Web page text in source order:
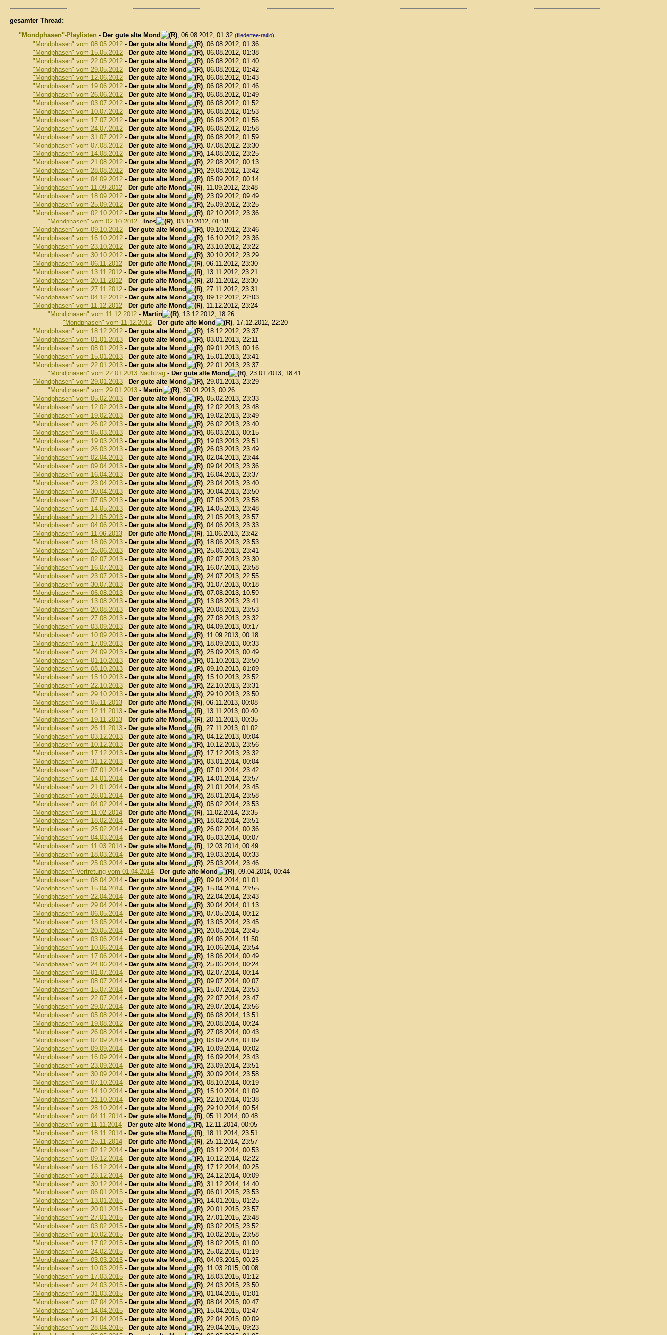
gesamter Thread:
"Mondphasen"-Playlisten - Der gute alte Mond , 06.08.2012, 01:32 (fliedertee-radio)
"Mondphasen" vom 08.05.2012 - Der gute alte Mond
, 06.08.2012, 01:36
"Mondphasen" vom 15.05.2012 - Der gute alte Mond
, 06.08.2012, 01:38
"Mondphasen" vom 22.05.2012 - Der gute alte Mond
, 06.08.2012, 01:40
"Mondphasen" vom 29.05.2012 - Der gute alte Mond
, 06.08.2012, 01:42
"Mondphasen" vom 12.06.2012 - Der gute alte Mond
, 06.08.2012, 01:43
"Mondphasen" vom 19.06.2012 - Der gute alte Mond
, 06.08.2012, 01:46
"Mondphasen" vom 26.06.2012 - Der gute alte Mond
, 06.08.2012, 01:49
"Mondphasen" vom 03.07.2012 - Der gute alte Mond
, 06.08.2012, 01:52
"Mondphasen" vom 10.07.2012 - Der gute alte Mond
, 06.08.2012, 01:53
"Mondphasen" vom 17.07.2012 - Der gute alte Mond
, 06.08.2012, 01:56
"Mondphasen" vom 24.07.2012 - Der gute alte Mond
, 06.08.2012, 01:58
"Mondphasen" vom 31.07.2012 - Der gute alte Mond
, 06.08.2012, 01:59
"Mondphasen" vom 07.08.2012 - Der gute alte Mond
, 07.08.2012, 23:30
"Mondphasen" vom 14.08.2012 - Der gute alte Mond
, 14.08.2012, 23:25
"Mondphasen" vom 21.08.2012 - Der gute alte Mond
, 22.08.2012, 00:13
"Mondphasen" vom 28.08.2012 - Der gute alte Mond
, 29.08.2012, 13:42
"Mondphasen" vom 04.09.2012 - Der gute alte Mond
, 05.09.2012, 00:14
"Mondphasen" vom 11.09.2012 - Der gute alte Mond
, 11.09.2012, 23:48
"Mondphasen" vom 18.09.2012 - Der gute alte Mond
, 23.09.2012, 09:49
"Mondphasen" vom 25.09.2012 - Der gute alte Mond
, 25.09.2012, 23:25
"Mondphasen" vom 02.10.2012 - Der gute alte Mond
, 02.10.2012, 23:36
"Mondphasen" vom 02.10.2012 - Ines
, 03.10.2012, 01:18
"Mondphasen" vom 09.10.2012 - Der gute alte Mond
, 09.10.2012, 23:46
"Mondphasen" vom 16.10.2012 - Der gute alte Mond
, 16.10.2012, 23:36
"Mondphasen" vom 23.10.2012 - Der gute alte Mond
, 23.10.2012, 23:22
"Mondphasen" vom 30.10.2012 - Der gute alte Mond
, 30.10.2012, 23:29
"Mondphasen" vom 06.11.2012 - Der gute alte Mond
, 06.11.2012, 23:30
"Mondphasen" vom 13.11.2012 - Der gute alte Mond
, 13.11.2012, 23:21
"Mondphasen" vom 20.11.2012 - Der gute alte Mond
, 20.11.2012, 23:30
"Mondphasen" vom 27.11.2012 - Der gute alte Mond
, 27.11.2012, 23:31
"Mondphasen" vom 04.12.2012 - Der gute alte Mond
, 09.12.2012, 22:03
"Mondphasen" vom 11.12.2012 - Der gute alte Mond
, 11.12.2012, 23:24
"Mondphasen" vom 11.12.2012 - Martin
, 13.12.2012, 18:26
"Mondphasen" vom 11.12.2012 - Der gute alte Mond
, 17.12.2012, 22:20
"Mondphasen" vom 18.12.2012 - Der gute alte Mond
, 18.12.2012, 23:37
"Mondphasen" vom 01.01.2013 - Der gute alte Mond
, 03.01.2013, 22:11
"Mondphasen" vom 08.01.2013 - Der gute alte Mond
, 09.01.2013, 00:16
"Mondphasen" vom 15.01.2013 - Der gute alte Mond
, 15.01.2013, 23:41
"Mondphasen" vom 22.01.2013 - Der gute alte Mond
, 22.01.2013, 23:37
"Mondphasen" vom 22.01.2013 Nachtrag - Der gute alte Mond
, 23.01.2013, 18:41
"Mondphasen" vom 29.01.2013 - Der gute alte Mond
, 29.01.2013, 23:29
"Mondphasen" vom 29.01.2013 - Martin
, 30.01.2013, 00:26
"Mondphasen" vom 05.02.2013 - Der gute alte Mond
, 05.02.2013, 23:33
"Mondphasen" vom 12.02.2013 - Der gute alte Mond
, 12.02.2013, 23:48
"Mondphasen" vom 19.02.2013 - Der gute alte Mond
, 19.02.2013, 23:49
"Mondphasen" vom 26.02.2013 - Der gute alte Mond
, 26.02.2013, 23:40
"Mondphasen" vom 05.03.2013 - Der gute alte Mond
, 06.03.2013, 00:15
"Mondphasen" vom 19.03.2013 - Der gute alte Mond
, 19.03.2013, 23:51
"Mondphasen" vom 26.03.2013 - Der gute alte Mond
, 26.03.2013, 23:49
"Mondphasen" vom 02.04.2013 - Der gute alte Mond
, 02.04.2013, 23:44
"Mondphasen" vom 09.04.2013 - Der gute alte Mond
, 09.04.2013, 23:36
"Mondphasen" vom 16.04.2013 - Der gute alte Mond
, 16.04.2013, 23:37
"Mondphasen" vom 23.04.2013 - Der gute alte Mond
, 23.04.2013, 23:40
"Mondphasen" vom 30.04.2013 - Der gute alte Mond
, 30.04.2013, 23:50
"Mondphasen" vom 07.05.2013 - Der gute alte Mond
, 07.05.2013, 23:58
"Mondphasen" vom 14.05.2013 - Der gute alte Mond
, 14.05.2013, 23:48
"Mondphasen" vom 21.05.2013 - Der gute alte Mond
, 21.05.2013, 23:57
"Mondphasen" vom 04.06.2013 - Der gute alte Mond
, 04.06.2013, 23:33
"Mondphasen" vom 11.06.2013 - Der gute alte Mond
, 11.06.2013, 23:42
"Mondphasen" vom 18.06.2013 - Der gute alte Mond
, 18.06.2013, 23:53
"Mondphasen" vom 25.06.2013 - Der gute alte Mond
, 25.06.2013, 23:41
"Mondphasen" vom 02.07.2013 - Der gute alte Mond
, 02.07.2013, 23:30
"Mondphasen" vom 16.07.2013 - Der gute alte Mond
, 16.07.2013, 23:58
"Mondphasen" vom 23.07.2013 - Der gute alte Mond
, 24.07.2013, 22:55
"Mondphasen" vom 30.07.2013 - Der gute alte Mond
, 31.07.2013, 00:18
"Mondphasen" vom 06.08.2013 - Der gute alte Mond
, 07.08.2013, 10:59
"Mondphasen" vom 13.08.2013 - Der gute alte Mond
, 13.08.2013, 23:41
"Mondphasen" vom 20.08.2013 - Der gute alte Mond
, 20.08.2013, 23:53
"Mondphasen" vom 27.08.2013 - Der gute alte Mond
, 27.08.2013, 23:32
"Mondphasen" vom 03.09.2013 - Der gute alte Mond
, 04.09.2013, 00:17
"Mondphasen" vom 10.09.2013 - Der gute alte Mond
, 11.09.2013, 00:18
"Mondphasen" vom 17.09.2013 - Der gute alte Mond
, 18.09.2013, 00:33
"Mondphasen" vom 24.09.2013 - Der gute alte Mond
, 25.09.2013, 00:49
"Mondphasen" vom 01.10.2013 - Der gute alte Mond
, 01.10.2013, 23:50
"Mondphasen" vom 08.10.2013 - Der gute alte Mond
, 09.10.2013, 01:09
"Mondphasen" vom 15.10.2013 - Der gute alte Mond
, 15.10.2013, 23:52
"Mondphasen" vom 22.10.2013 - Der gute alte Mond
, 22.10.2013, 23:31
"Mondphasen" vom 29.10.2013 - Der gute alte Mond
, 29.10.2013, 23:50
"Mondphasen" vom 05.11.2013 - Der gute alte Mond
, 06.11.2013, 00:08
"Mondphasen" vom 12.11.2013 - Der gute alte Mond
, 13.11.2013, 00:40
"Mondphasen" vom 19.11.2013 - Der gute alte Mond
, 20.11.2013, 00:35
"Mondphasen" vom 26.11.2013 - Der gute alte Mond
, 27.11.2013, 01:02
"Mondphasen" vom 03.12.2013 - Der gute alte Mond
, 04.12.2013, 00:04
"Mondphasen" vom 10.12.2013 - Der gute alte Mond
, 10.12.2013, 23:56
"Mondphasen" vom 17.12.2013 - Der gute alte Mond
, 17.12.2013, 23:32
"Mondphasen" vom 31.12.2013 - Der gute alte Mond
, 03.01.2014, 00:04
"Mondphasen" vom 07.01.2014 - Der gute alte Mond
, 07.01.2014, 23:42
"Mondphasen" vom 14.01.2014 - Der gute alte Mond
, 14.01.2014, 23:57
"Mondphasen" vom 21.01.2014 - Der gute alte Mond
, 21.01.2014, 23:45
"Mondphasen" vom 28.01.2014 - Der gute alte Mond
, 28.01.2014, 23:58
"Mondphasen" vom 04.02.2014 - Der gute alte Mond
, 05.02.2014, 23:53
"Mondphasen" vom 11.02.2014 - Der gute alte Mond
, 11.02.2014, 23:35
"Mondphasen" vom 18.02.2014 - Der gute alte Mond
, 18.02.2014, 23:51
"Mondphasen" vom 25.02.2014 - Der gute alte Mond
, 26.02.2014, 00:36
"Mondphasen" vom 04.03.2014 - Der gute alte Mond
, 05.03.2014, 00:07
"Mondphasen" vom 11.03.2014 - Der gute alte Mond
, 12.03.2014, 00:49
"Mondphasen" vom 18.03.2014 - Der gute alte Mond
, 19.03.2014, 00:33
"Mondphasen" vom 25.03.2014 - Der gute alte Mond
, 25.03.2014, 23:46
"Mondphasen"-Vertretung vom 01.04.2014 - Der gute alte Mond
, 09.04.2014, 00:44
"Mondphasen" vom 08.04.2014 - Der gute alte Mond
, 09.04.2014, 01:01
"Mondphasen" vom 15.04.2014 - Der gute alte Mond
, 15.04.2014, 23:55
"Mondphasen" vom 22.04.2014 - Der gute alte Mond
, 22.04.2014, 23:43
"Mondphasen" vom 29.04.2014 - Der gute alte Mond
, 30.04.2014, 01:13
"Mondphasen" vom 06.05.2014 - Der gute alte Mond
, 07.05.2014, 00:12
"Mondphasen" vom 13.05.2014 - Der gute alte Mond
, 13.05.2014, 23:45
"Mondphasen" vom 20.05.2014 - Der gute alte Mond
, 20.05.2014, 23:45
"Mondphasen" vom 03.06.2014 - Der gute alte Mond
, 04.06.2014, 11:50
"Mondphasen" vom 10.06.2014 - Der gute alte Mond
, 10.06.2014, 23:54
"Mondphasen" vom 17.06.2014 - Der gute alte Mond
, 18.06.2014, 00:49
"Mondphasen" vom 24.06.2014 - Der gute alte Mond
, 25.06.2014, 00:24
"Mondphasen" vom 01.07.2014 - Der gute alte Mond
, 02.07.2014, 00:14
"Mondphasen" vom 08.07.2014 - Der gute alte Mond
, 09.07.2014, 00:07
"Mondphasen" vom 15.07.2014 - Der gute alte Mond
, 15.07.2014, 23:53
"Mondphasen" vom 22.07.2014 - Der gute alte Mond
, 22.07.2014, 23:47
"Mondphasen" vom 29.07.2014 - Der gute alte Mond
, 29.07.2014, 23:56
"Mondphasen" vom 05.08.2014 - Der gute alte Mond
, 06.08.2014, 13:51
"Mondphasen" vom 19.08.2012 - Der gute alte Mond
, 20.08.2014, 00:24
"Mondphasen" vom 26.08.2014 - Der gute alte Mond
, 27.08.2014, 00:43
"Mondphasen" vom 02.09.2014 - Der gute alte Mond
, 03.09.2014, 01:09
"Mondphasen" vom 09.09.2014 - Der gute alte Mond
, 10.09.2014, 00:02
"Mondphasen" vom 16.09.2014 - Der gute alte Mond
, 16.09.2014, 23:43
"Mondphasen" vom 23.09.2014 - Der gute alte Mond
, 23.09.2014, 23:51
"Mondphasen" vom 30.09.2014 - Der gute alte Mond
, 30.09.2014, 23:58
"Mondphasen" vom 07.10.2014 - Der gute alte Mond
, 08.10.2014, 00:19
"Mondphasen" vom 14.10.2014 - Der gute alte Mond
, 15.10.2014, 01:09
"Mondphasen" vom 21.10.2014 - Der gute alte Mond
, 22.10.2014, 01:38
"Mondphasen" vom 28.10.2014 - Der gute alte Mond
, 29.10.2014, 00:54
"Mondphasen" vom 04.11.2014 - Der gute alte Mond
, 05.11.2014, 00:48
"Mondphasen" vom 11.11.2014 - Der gute alte Mond
, 12.11.2014, 00:05
"Mondphasen" vom 18.11.2014 - Der gute alte Mond
, 18.11.2014, 23:51
"Mondphasen" vom 25.11.2014 - Der gute alte Mond
, 25.11.2014, 23:57
"Mondphasen" vom 02.12.2014 - Der gute alte Mond
, 03.12.2014, 00:53
"Mondphasen" vom 09.12.2014 - Der gute alte Mond
, 10.12.2014, 02:22
"Mondphasen" vom 16.12.2014 - Der gute alte Mond
, 17.12.2014, 00:25
"Mondphasen" vom 23.12.2014 - Der gute alte Mond
, 24.12.2014, 00:09
"Mondphasen" vom 30.12.2014 - Der gute alte Mond
, 31.12.2014, 14:40
"Mondphasen" vom 06.01.2015 - Der gute alte Mond
, 06.01.2015, 23:53
"Mondphasen" vom 13.01.2015 - Der gute alte Mond
, 14.01.2015, 01:25
"Mondphasen" vom 20.01.2015 - Der gute alte Mond
, 20.01.2015, 23:57
"Mondphasen" vom 27.01.2015 - Der gute alte Mond
, 27.01.2015, 23:48
"Mondphasen" vom 03.02.2015 - Der gute alte Mond
, 03.02.2015, 23:52
"Mondphasen" vom 10.02.2015 - Der gute alte Mond
, 10.02.2015, 23:58
"Mondphasen" vom 17.02.2015 - Der gute alte Mond
, 18.02.2015, 01:00
"Mondphasen" vom 24.02.2015 - Der gute alte Mond
, 25.02.2015, 01:19
"Mondphasen" vom 03.03.2015 - Der gute alte Mond
, 04.03.2015, 00:25
"Mondphasen" vom 10.03.2015 - Der gute alte Mond
, 11.03.2015, 00:08
"Mondphasen" vom 17.03.2015 - Der gute alte Mond
, 18.03.2015, 01:12
"Mondphasen" vom 24.03.2015 - Der gute alte Mond
, 24.03.2015, 23:50
"Mondphasen" vom 31.03.2015 - Der gute alte Mond
, 01.04.2015, 01:01
"Mondphasen" vom 07.04.2015 - Der gute alte Mond
, 08.04.2015, 00:47
"Mondphasen" vom 14.04.2015 - Der gute alte Mond
, 15.04.2015, 01:47
"Mondphasen" vom 21.04.2015 - Der gute alte Mond
, 22.04.2015, 00:09
"Mondphasen" vom 28.04.2015 - Der gute alte Mond
, 29.04.2015, 09:23